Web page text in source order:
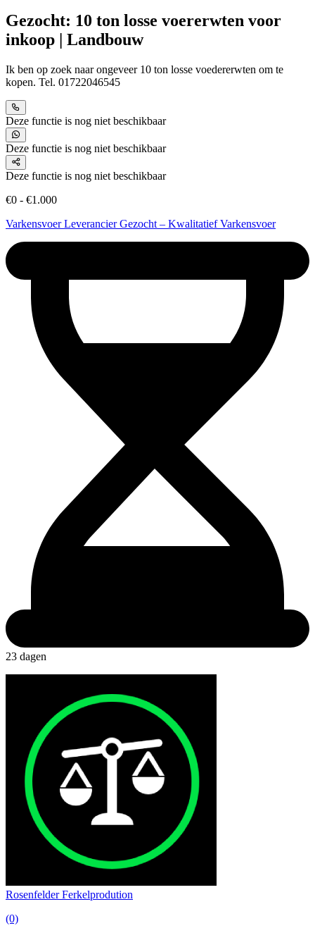
Gezocht: 10 ton losse voererwten voor
inkoop | Landbouw
Ik ben op zoek naar ongeveer 10 ton losse voedererwten om te
kopen. Tel. 01722046545
Deze functie is nog niet beschikbaar
Deze functie is nog niet beschikbaar
Deze functie is nog niet beschikbaar
€0 - €1.000
Varkensvoer Leverancier Gezocht – Kwalitatief Varkensvoer
23 dagen
Rosenfelder Ferkelprodution
(0)